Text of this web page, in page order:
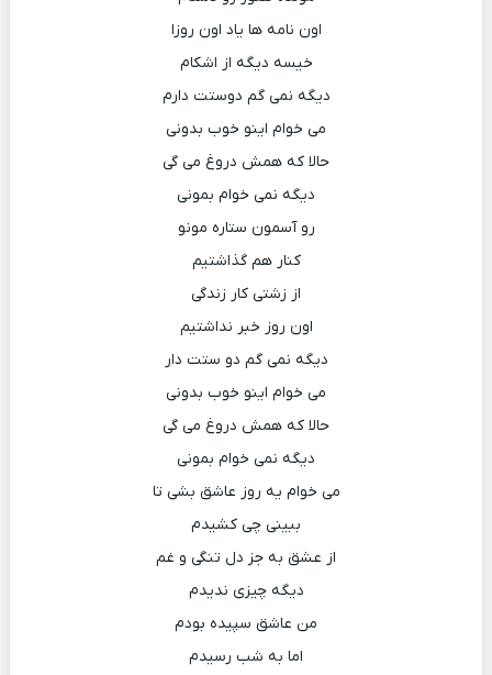
اون نامه ها یاد اون روزا
خیسه دیگه از اشکام
دیگه نمی گم دوستت دارم
می خوام اینو خوب بدونی
حالا که همش دروغ می گی
دیگه نمی خوام بمونی
رو آسمون ستاره مونو
کنار هم گذاشتیم
از زشتی کار زندگی
اون روز خبر نداشتیم
دیگه نمی گم دو ستت دار
می خوام اینو خوب بدونی
حالا که همش دروغ می گی
دیگه نمی خوام بمونی
می خوام یه روز عاشق بشی تا
ببینی چی کشیدم
از عشق به جز دل تنگی و غم
دیگه چیزی ندیدم
من عاشق سپیده بودم
اما به شب رسیدم